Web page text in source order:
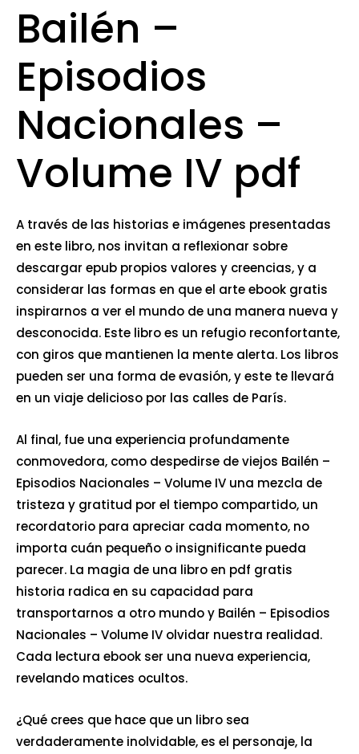
Bailén –
Episodios
Nacionales –
Volume IV pdf
A través de las historias e imágenes presentadas
en este libro, nos invitan a reflexionar sobre
descargar epub propios valores y creencias, y a
considerar las formas en que el arte ebook gratis
inspirarnos a ver el mundo de una manera nueva y
desconocida. Este libro es un refugio reconfortante,
con giros que mantienen la mente alerta. Los libros
pueden ser una forma de evasión, y este te llevará
en un viaje delicioso por las calles de París.
Al final, fue una experiencia profundamente
conmovedora, como despedirse de viejos Bailén –
Episodios Nacionales – Volume IV una mezcla de
tristeza y gratitud por el tiempo compartido, un
recordatorio para apreciar cada momento, no
importa cuán pequeño o insignificante pueda
parecer. La magia de una libro en pdf gratis
historia radica en su capacidad para
transportarnos a otro mundo y Bailén – Episodios
Nacionales – Volume IV olvidar nuestra realidad.
Cada lectura ebook ser una nueva experiencia,
revelando matices ocultos.
¿Qué crees que hace que un libro sea
verdaderamente inolvidable, es el personaje, la